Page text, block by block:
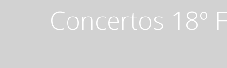
Concertos 18º